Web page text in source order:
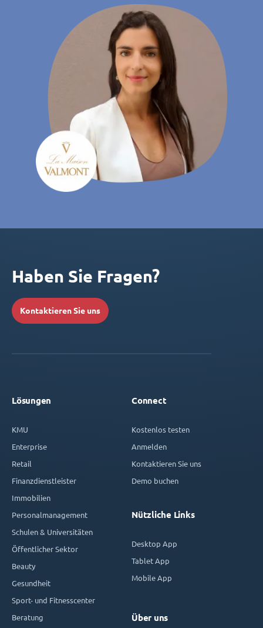
Haben Sie Fragen?
Kontaktieren Sie uns
Lösungen
KMU
Enterprise
Retail
Finanzdienstleister
Immobilien
Personalmanagement
Schulen & Universitäten
Öffentlicher Sektor
Beauty
Gesundheit
Sport- und Fitnesscenter
Beratung
Connect
Kostenlos testen
Anmelden
Kontaktieren Sie uns
Demo buchen
Nützliche Links
Desktop App
Tablet App
Mobile App
Über uns